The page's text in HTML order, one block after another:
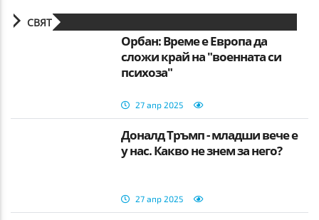
СВЯТ
Орбан: Време е Европа да
сложи край на "военната си
психоза"
27 апр 2025
Доналд Тръмп - младши вече е
у нас. Какво не знем за него?
27 апр 2025